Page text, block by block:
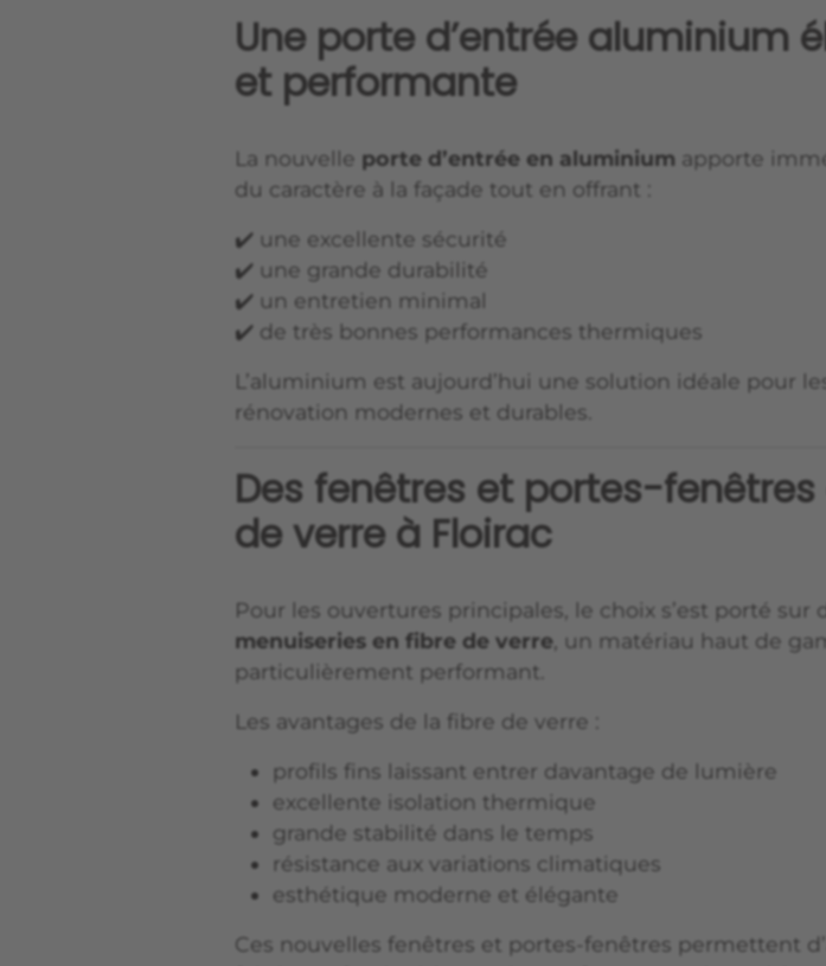
Une porte d’entrée aluminium
et performante
La nouvelle porte d’entrée en aluminium apporte
du caractère à la façade tout en offrant :
✔️ une excellente sécurité
✔️ une grande durabilité
✔️ un entretien minimal
✔️ de très bonnes performances thermiques
L’aluminium est aujourd’hui une solution idéale pour
rénovation modernes et durables.
Des fenêtres et portes-
de verre à Floirac
Pour les ouvertures principales, le choix s’est porté sur
menuiseries en fibre de verre , un matériau haut de
particulièrement performant.
Les avantages de la fibre de verre :
profils fins laissant entrer davantage de lumière
excellente isolation thermique
grande stabilité dans le temps
résistance aux variations climatiques
esthétique moderne et élégante
Ces nouvelles fenêtres et portes-fenêtres permettent